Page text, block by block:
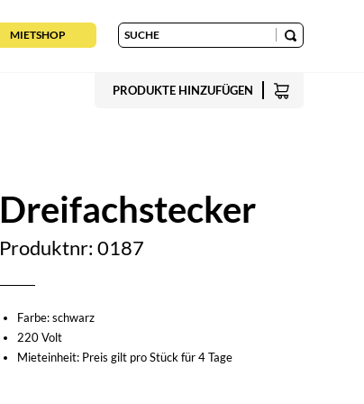
MIETSHOP
PRODUKTE HINZUFÜGEN
Dreifachstecker
Produktnr: 0187
Farbe: schwarz
220 Volt
Mieteinheit: Preis gilt pro Stück für 4 Tage